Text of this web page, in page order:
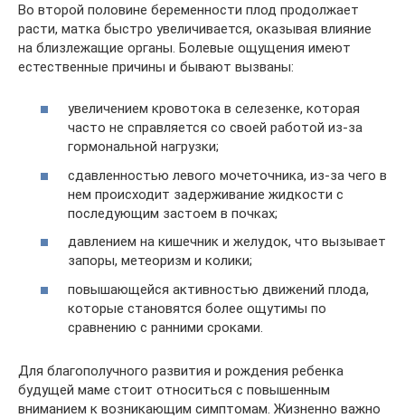
Во второй половине беременности плод продолжает
расти, матка быстро увеличивается, оказывая влияние
на близлежащие органы. Болевые ощущения имеют
естественные причины и бывают вызваны:
увеличением кровотока в селезенке, которая
часто не справляется со своей работой из-за
гормональной нагрузки;
сдавленностью левого мочеточника, из-за чего в
нем происходит задерживание жидкости с
последующим застоем в почках;
давлением на кишечник и желудок, что вызывает
запоры, метеоризм и колики;
повышающейся активностью движений плода,
которые становятся более ощутимы по
сравнению с ранними сроками.
Для благополучного развития и рождения ребенка
будущей маме стоит относиться с повышенным
вниманием к возникающим симптомам. Жизненно важно